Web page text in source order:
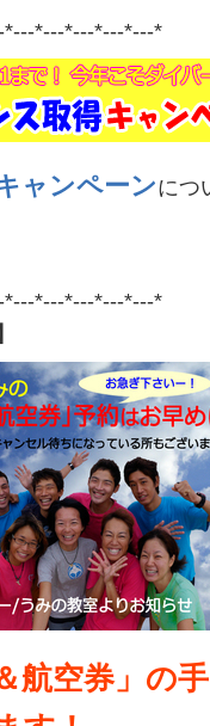
*---*---*---*---*
ャンペーンにつ
*---*---*---*---*
航空券」の